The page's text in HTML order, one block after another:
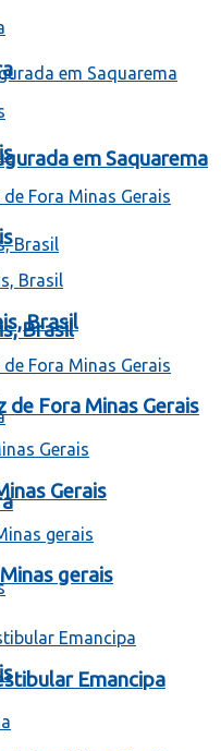
em Saquarema
Brasil
Brasil
de Fora Minas Gerais
Gerais
gerais
Emancipa